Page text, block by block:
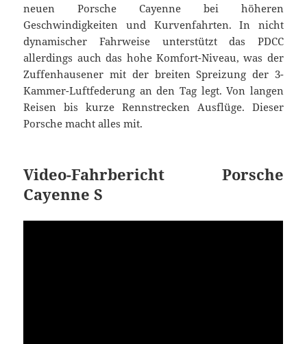
neuen Porsche Cayenne bei höheren
Geschwindigkeiten und Kurvenfahrten. In nicht
dynamischer Fahrweise unterstützt das PDCC
allerdings auch das hohe Komfort-Niveau, was der
Zuffenhausener mit der breiten Spreizung der 3-
Kammer-Luftfederung an den Tag legt. Von langen
Reisen bis kurze Rennstrecken Ausflüge. Dieser
Porsche macht alles mit.
Video-Fahrbericht Porsche
Cayenne S